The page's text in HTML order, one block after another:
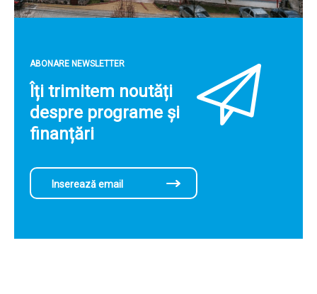
ABONARE NEWSLETTER
Îți trimitem noutăți
despre programe și
finanțări